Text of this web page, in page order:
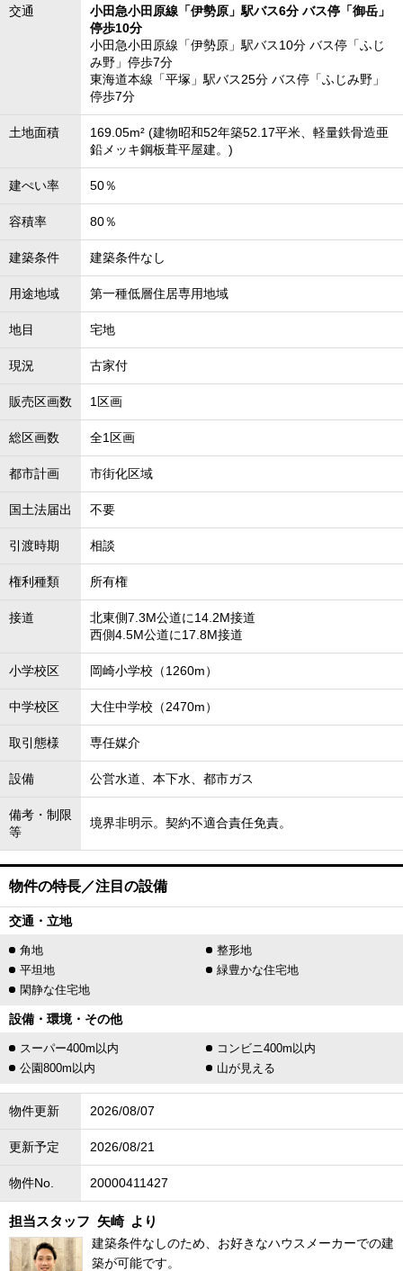
交通
小田急小田原線「伊勢原」駅バス6分 バス停「御岳」
停歩10分
小田急小田原線「伊勢原」駅バス10分 バス停「ふじ
み野」停歩7分
東海道本線「平塚」駅バス25分 バス停「ふじみ野」
停歩7分
土地面積
169.05m² (建物昭和52年築52.17平米、軽量鉄骨造亜
鉛メッキ鋼板葺平屋建。)
建ぺい率 50％
容積率 80％
建築条件 建築条件なし
用途地域 第一種低層住居専用地域
地目 宅地
現況 古家付
販売区画数 1区画
総区画数 全1区画
都市計画 市街化区域
国土法届出 不要
引渡時期 相談
権利種類 所有権
接道
北東側7.3M公道に14.2M接道
西側4.5M公道に17.8M接道
小学校区 岡崎小学校（1260m）
中学校区 大住中学校（2470m）
取引態様 専任媒介
設備 公営水道、本下水、都市ガス
備考・制限
等
境界非明示。契約不適合責任免責。
物件の特長／注目の設備
交通・立地
角地
整形地
平坦地
緑豊かな住宅地
閑静な住宅地
設備・環境・その他
スーパー400m以内
コンビニ400m以内
公園800m以内
山が見える
物件更新 2026/08/07
更新予定 2026/08/21
物件No. 20000411427
担当スタッフ 矢崎 より
建築条件なしのため、お好きなハウスメーカーでの建
築が可能です。